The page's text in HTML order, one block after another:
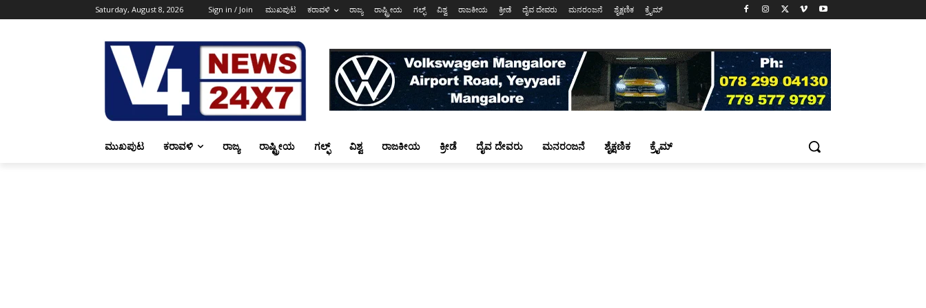
Saturday, August 8, 2026 Sign in / Join ಮುಖಪುಟ ಕರಾವಳಿ ರಾಜ್ಯ ರಾಷ್ಟ್ರೀಯ ಗಲ್ಫ್ ವಿಶ್ವ ರಾಜಕೀಯ ಕ್ರೀಡೆ ದೈವ ದೇವರು ಮನರಂಜನೆ ಶೈಕ್ಷಣಿಕ ಕ್ರೈಮ್
ಮುಖಪುಟ ಕರಾವಳಿ ರಾಜ್ಯ ರಾಷ್ಟ್ರೀಯ ಗಲ್ಫ್ ವಿಶ್ವ ರಾಜಕೀಯ ಕ್ರೀಡೆ ದೈವ ದೇವರು ಮನರಂಜನೆ ಶೈಕ್ಷಣಿಕ ಕ್ರೈಮ್